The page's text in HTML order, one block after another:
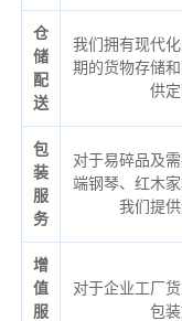
仓
储
配
送
我们拥有现代
期的货物存储
供
包
装
服
务
对于易碎品及
端钢琴、红木
我们提
增
值
服
对于企业工厂
包